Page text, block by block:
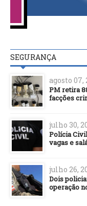
SEGURANÇA
agosto 07,
PM retira
facções
julho 30,
Polícia
vagas e
julho 26,
Dois
operação